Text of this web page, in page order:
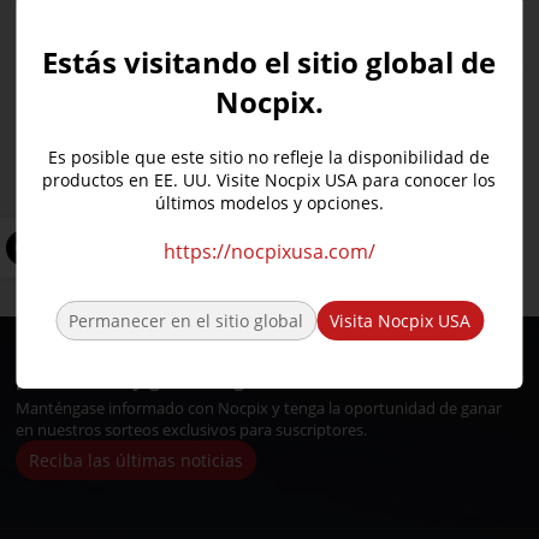
Vista – S50R•H50R•H50•H35R•H35
PERNO- H50R•L35R•P25R
MATE
RICO 2-S75R•H75R•H50R•L42R
LUMI LRF-H35R•L35R
¡Suscríbete y gana en grande!
Manténgase informado con Nocpix y tenga la oportunidad de ganar
en nuestros sorteos exclusivos para suscriptores.
Reciba las últimas noticias
Estás visitando el sitio global de
Nocpix.
Es posible que este sitio no refleje la disponibilidad de
productos en EE. UU. Visite Nocpix USA para conocer los
últimos modelos y opciones.
https://nocpixusa.com/
Permanecer en el sitio global Visita Nocpix USA